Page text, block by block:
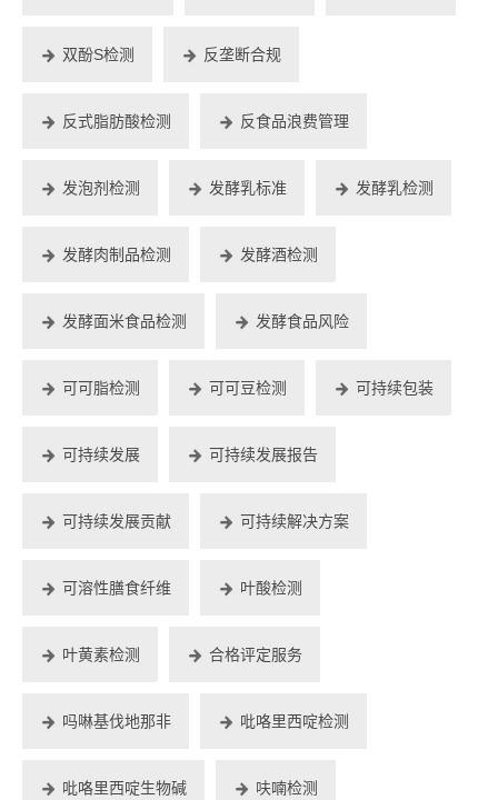
双酚S检测 反垄断合规
反式脂肪酸检测 反食品浪费管理
发泡剂检测 发酵乳标准 发酵乳检测
发酵肉制品检测 发酵酒检测
发酵面米食品检测 发酵食品风险
可可脂检测 可可豆检测 可持续包装
可持续发展 可持续发展报告
可持续发展贡献 可持续解决方案
可溶性膳食纤维 叶酸检测
叶黄素检测 合格评定服务
吗啉基伐地那非 吡咯里西啶检测
吡咯里西啶生物碱 呋喃检测